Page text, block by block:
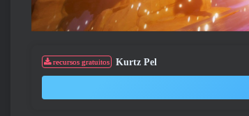
recursos gratuitos Kurtz Pel